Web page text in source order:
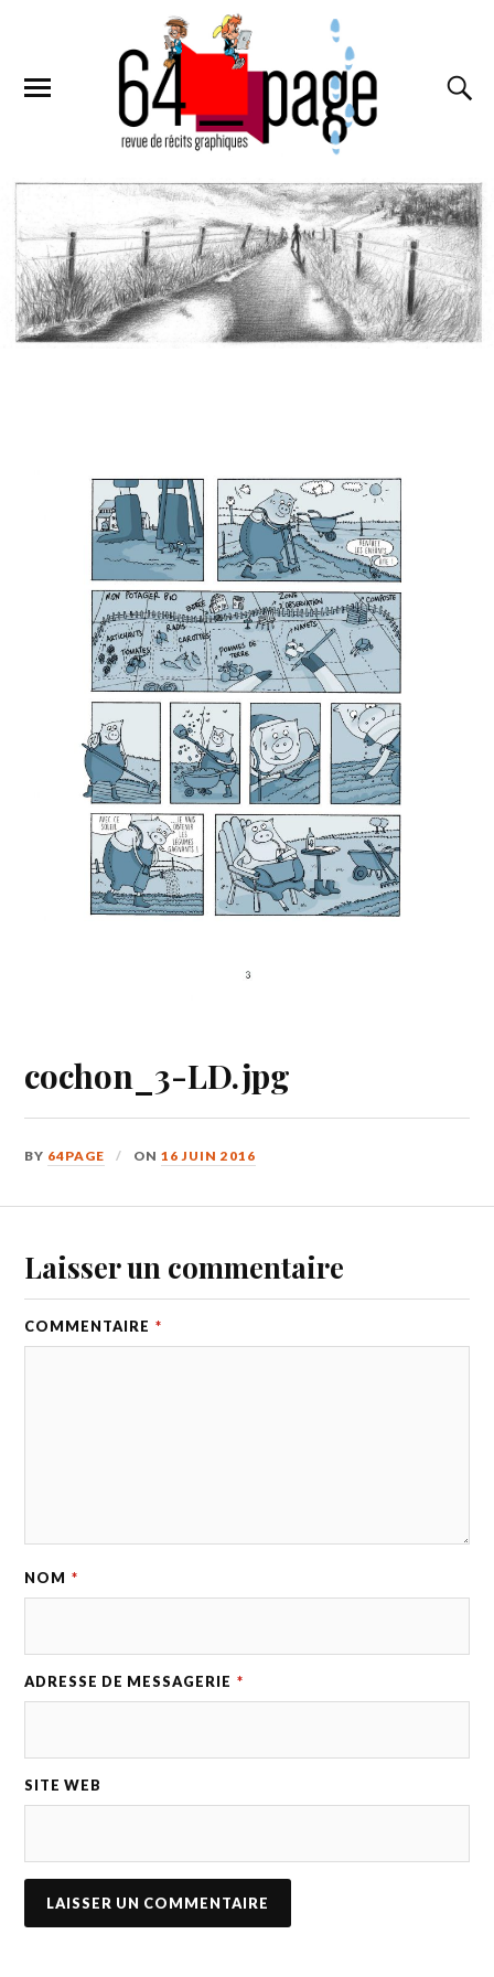
cochon_3-LD.jpg
BY 64PAGE ON16 JUIN 2016
Laisser un commentaire
COMMENTAIRE *
NOM *
ADRESSE DE MESSAGERIE *
SITE WEB